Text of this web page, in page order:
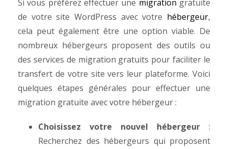
Si vous préférez effectuer une migration gratuite
de votre site WordPress avec votre hébergeur,
cela peut également être une option viable. De
nombreux hébergeurs proposent des outils ou
des services de migration gratuits pour faciliter le
transfert de votre site vers leur plateforme. Voici
quelques étapes générales pour effectuer une
migration gratuite avec votre hébergeur :
Choisissez votre nouvel hébergeur :
Recherchez des hébergeurs qui proposent